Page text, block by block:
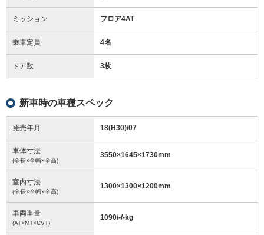
ミッション フロア4AT
乗車定員 4名
ドア数 3枚
新車時の車種スペック
発売年月 18(H30)/07
車体寸法
(全長×全幅×全高)
3550×1645×1730mm
室内寸法
(全長×全幅×全高)
1300×1300×1200mm
車両重量
(AT×MT×CVT)
1090/-/-kg